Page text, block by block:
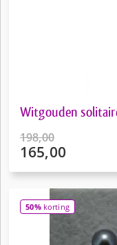
Witgouden
198,00
Oorspronkelijke
€198,00.
165,00
is:
€165,00.
50%korting